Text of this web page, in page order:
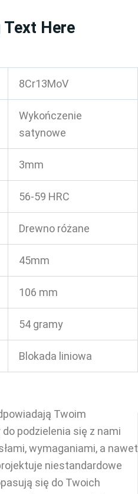
Text Here
8Cr13MoV
Wykończenie
satynowe
3mm
56-59 HRC
Drewno różane
45mm
106 mm
54 gramy
Blokada liniowa
Twoim
podzielenia się z nami
wymaganiami, a nawet
niestandardowe
się do Twoich